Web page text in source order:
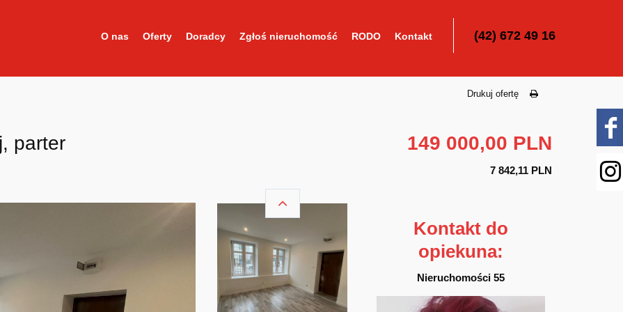
O nas Oferty Doradcy Zgłoś nieruchomość RODO Kontakt (42) 672 49 16
Drukuj ofertę
parter 149 000,00 PLN
7 842,11 PLN
Kontakt do
opiekuna:
Nieruchomości 55